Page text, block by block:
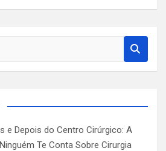
e Depois do Centro Cirúrgico: A
Te Conta Sobre Cirurgia